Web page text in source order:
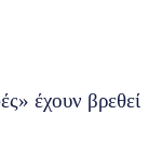
έχουν βρεθεί